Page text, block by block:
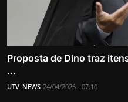
Proposta de Dino traz
...
UTV_NEWS 24/04/2026 - 07:10